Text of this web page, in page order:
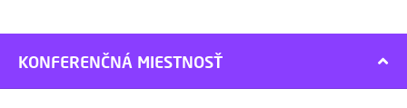
KONFERENČNÁ MIESTNOSŤ